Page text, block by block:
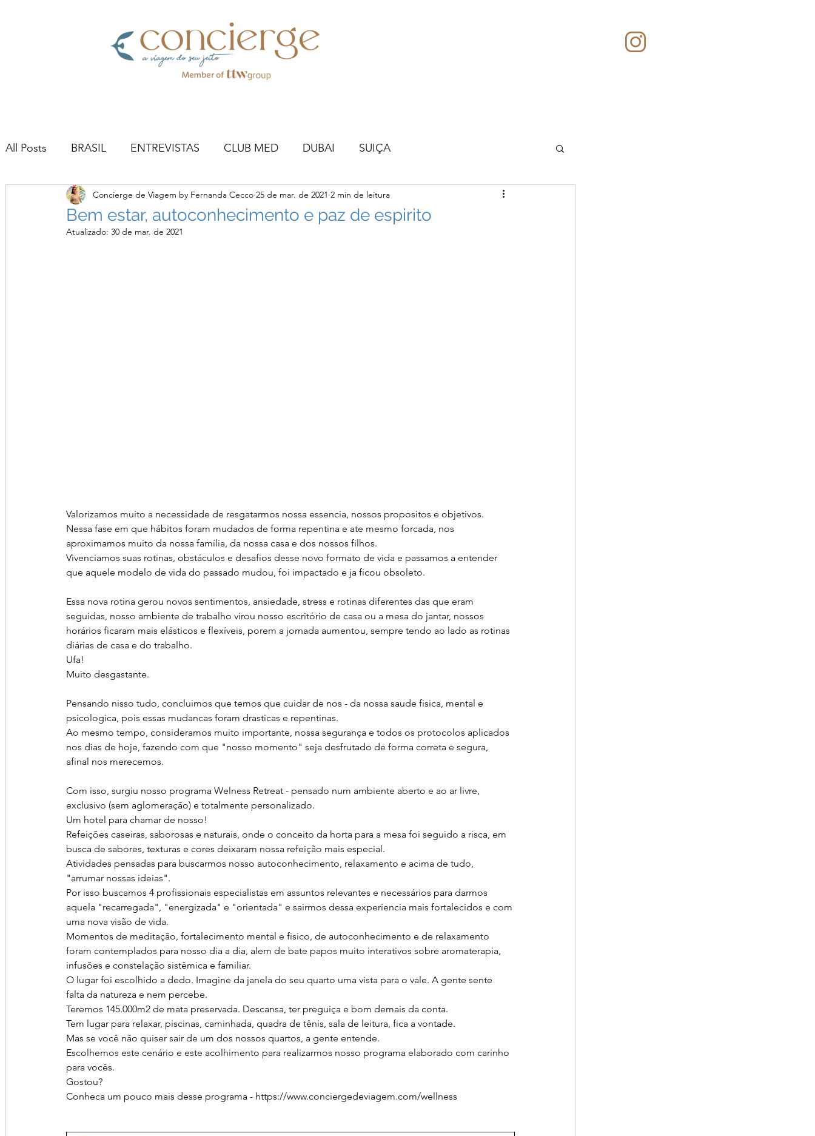
All Posts BRASIL ENTREVISTAS CLUB MED DUBAI SUIÇA
Bem estar, autoconhecimento e paz de espirito
Concierge de Viagem by Fernanda Cecco 25 de mar. de 2021 2 min de leitura
Atualizado: 30 de mar. de 2021
Valorizamos muito a necessidade de resgatarmos nossa essencia, nossos propositos e objetivos.
Nessa fase em que hábitos foram mudados de forma repentina e ate mesmo forcada, nos
aproximamos muito da nossa família, da nossa casa e dos nossos filhos.
Vivenciamos suas rotinas, obstáculos e desafios desse novo formato de vida e passamos a entender
que aquele modelo de vida do passado mudou, foi impactado e ja ficou obsoleto.
Essa nova rotina gerou novos sentimentos, ansiedade, stress e rotinas diferentes das que eram
seguidas, nosso ambiente de trabalho virou nosso escritório de casa ou a mesa do jantar, nossos
horários ficaram mais elásticos e flexíveis, porem a jornada aumentou, sempre tendo ao lado as rotinas
diárias de casa e do trabalho.
Ufa!
Muito desgastante.
Pensando nisso tudo, concluimos que temos que cuidar de nos - da nossa saude fisica, mental e
psicologica, pois essas mudancas foram drasticas e repentinas.
Ao mesmo tempo, consideramos muito importante, nossa segurança e todos os protocolos aplicados
nos dias de hoje, fazendo com que "nosso momento" seja desfrutado de forma correta e segura,
afinal nos merecemos.
Com isso, surgiu nosso programa Welness Retreat - pensado num ambiente aberto e ao ar livre,
exclusivo (sem aglomeração) e totalmente personalizado.
Um hotel para chamar de nosso!
Refeições caseiras, saborosas e naturais, onde o conceito da horta para a mesa foi seguido a risca, em
busca de sabores, texturas e cores deixaram nossa refeição mais especial.
Atividades pensadas para buscarmos nosso autoconhecimento, relaxamento e acima de tudo,
"arrumar nossas ideias".
Por isso buscamos 4 profissionais especialistas em assuntos relevantes e necessários para darmos
aquela "recarregada", "energizada" e "orientada" e sairmos dessa experiencia mais fortalecidos e com
uma nova visão de vida.
Momentos de meditação, fortalecimento mental e fisico, de autoconhecimento e de relaxamento
foram contemplados para nosso dia a dia, alem de bate papos muito interativos sobre aromaterapia,
infusões e constelação sistêmica e familiar.
O lugar foi escolhido a dedo. Imagine da janela do seu quarto uma vista para o vale. A gente sente
falta da natureza e nem percebe.
Teremos 145.000m2 de mata preservada. Descansa, ter preguiça e bom demais da conta.
Tem lugar para relaxar, piscinas, caminhada, quadra de tênis, sala de leitura, fica a vontade.
Mas se você não quiser sair de um dos nossos quartos, a gente entende.
Escolhemos este cenário e este acolhimento para realizarmos nosso programa elaborado com carinho
para vocês.
Gostou?
Conheca um pouco mais desse programa - https://www.conciergedeviagem.com/wellness